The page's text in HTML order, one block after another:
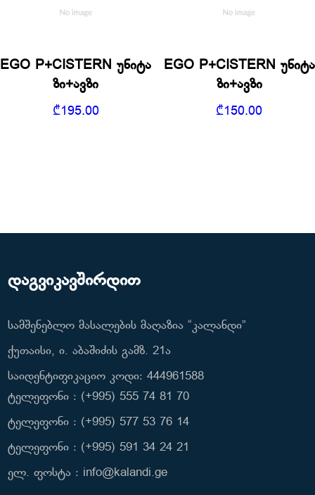
EGO P+CISTERN უნიტა
ზი+ავზი
₾195.00
EGO P+CISTERN უნიტა
ზი+ავზი
₾150.00
დაგვიკავშირდით
სამშენებლო მასალების მაღაზია “კალანდი”
ქუთაისი, ი. აბაშიძის გამზ. 21ა
საიდენტიფიკაციო კოდი: 444961588
ტელეფონი : (+995) 555 74 81 70
ტელეფონი : (+995) 577 53 76 14
ტელეფონი : (+995) 591 34 24 21
ელ. ფოსტა : info@kalandi.ge